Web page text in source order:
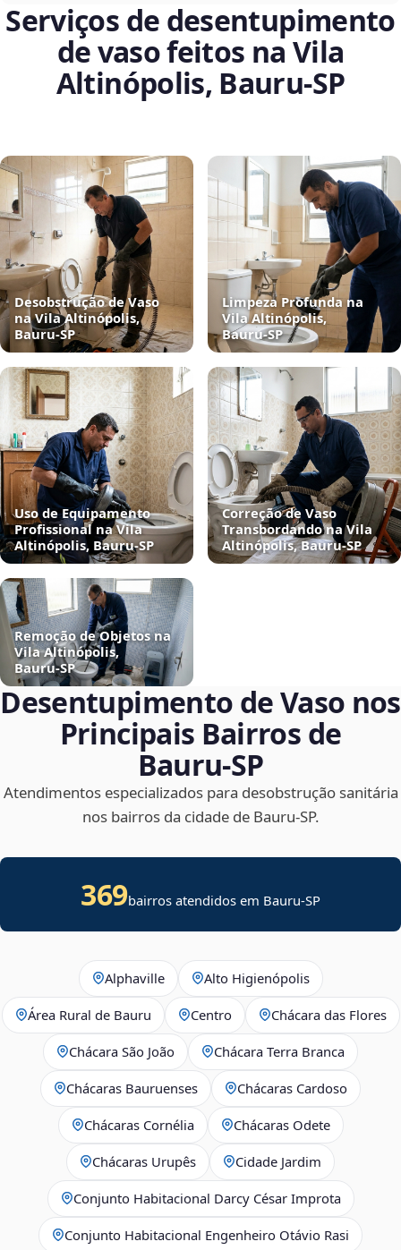
Serviços de desentupimento
de vaso feitos na Vila
Altinópolis, Bauru‑SP
Desobstrução de Vaso
na Vila Altinópolis,
Bauru‑SP
Limpeza Profunda na
Vila Altinópolis,
Bauru‑SP
Uso de Equipamento
Profissional na Vila
Altinópolis, Bauru‑SP
Correção de Vaso
Transbordando na Vila
Altinópolis, Bauru‑SP
Remoção de Objetos na
Vila Altinópolis,
Bauru‑SP
Desentupimento de Vaso nos
Principais Bairros de
Bauru‑SP
Atendimentos especializados para desobstrução sanitária
nos bairros da cidade de Bauru‑SP.
369bairros atendidos em Bauru-SP
Alphaville Alto Higienópolis
Área Rural de Bauru Centro Chácara das Flores
Chácara São João Chácara Terra Branca
Chácaras Bauruenses Chácaras Cardoso
Chácaras Cornélia Chácaras Odete
Chácaras Urupês Cidade Jardim
Conjunto Habitacional Darcy César Improta
Conjunto Habitacional Engenheiro Otávio Rasi